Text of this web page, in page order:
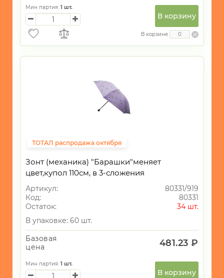
Мин партия: 1 шт.
В корзину
В корзине
ТОТАЛ распродажа октября
Зонт (механика) "Барашки"меняет
цвет,купол 110см, в 3-сложения
Артикул:
80331/919
Код:
80331
Остаток:
34 шт.
В упаковке: 60 шт.
Базовая
цена
481.23 ₽
Мин партия: 1 шт.
В корзину